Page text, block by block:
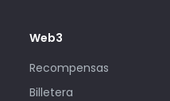
Web3
Recompensas
Billetera